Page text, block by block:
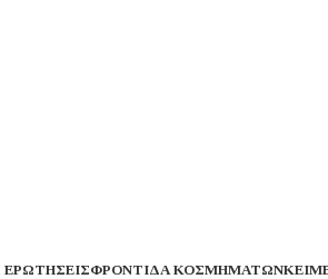
ΦΡΟΝΤΊΔΑ ΚΟΣΜΗΜΆΤΩΝ